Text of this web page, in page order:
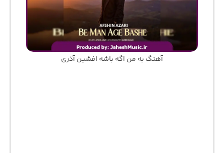
آهنگ به من اگه باشه افشین آذری